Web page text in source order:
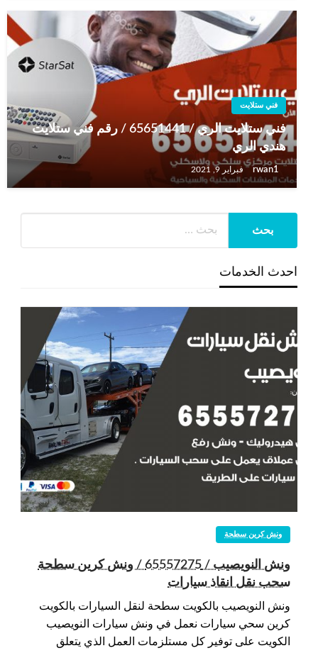
فني ستلايت
فني ستلايت الري / 65651441 / رقم فني ستلايت
هندي الري
rwan1 فبراير 9, 2021
احدث الخدمات
ونش كرين سطحة
ونش النويصيب / 65557275 / ونش كرين سطحة
سحب نقل انقاذ سيارات
ونش النويصيب بالكويت سطحة لنقل السيارات بالكويت
كرين سحي سيارات نعمل في ونش سيارات النويصيب
الكويت على توفير كل مستلزمات العمل الذي يتعلق